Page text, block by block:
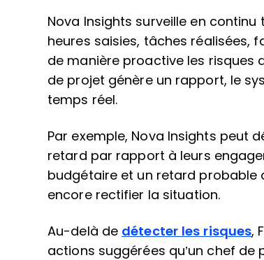
Nova Insights surveille en
heures saisies, tâches
de manière proactive les risques
de projet génère un rapport, le
temps réel.
Par exemple, Nova Insights peut
retard par rapport à leurs
budgétaire et un retard probable
encore rectifier la situation.
Au-delà de détecter les risques,
actions suggérées qu’un chef